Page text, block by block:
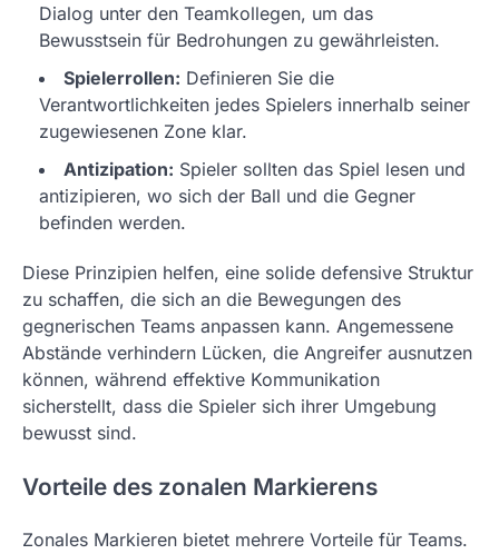
Dialog unter den Teamkollegen, um das
Bewusstsein für Bedrohungen zu gewährleisten.
Spielerrollen: Definieren Sie die
Verantwortlichkeiten jedes Spielers innerhalb seiner
zugewiesenen Zone klar.
Antizipation: Spieler sollten das Spiel lesen und
antizipieren, wo sich der Ball und die Gegner
befinden werden.
Diese Prinzipien helfen, eine solide defensive Struktur
zu schaffen, die sich an die Bewegungen des
gegnerischen Teams anpassen kann. Angemessene
Abstände verhindern Lücken, die Angreifer ausnutzen
können, während effektive Kommunikation
sicherstellt, dass die Spieler sich ihrer Umgebung
bewusst sind.
Vorteile des zonalen Markierens
Zonales Markieren bietet mehrere Vorteile für Teams.